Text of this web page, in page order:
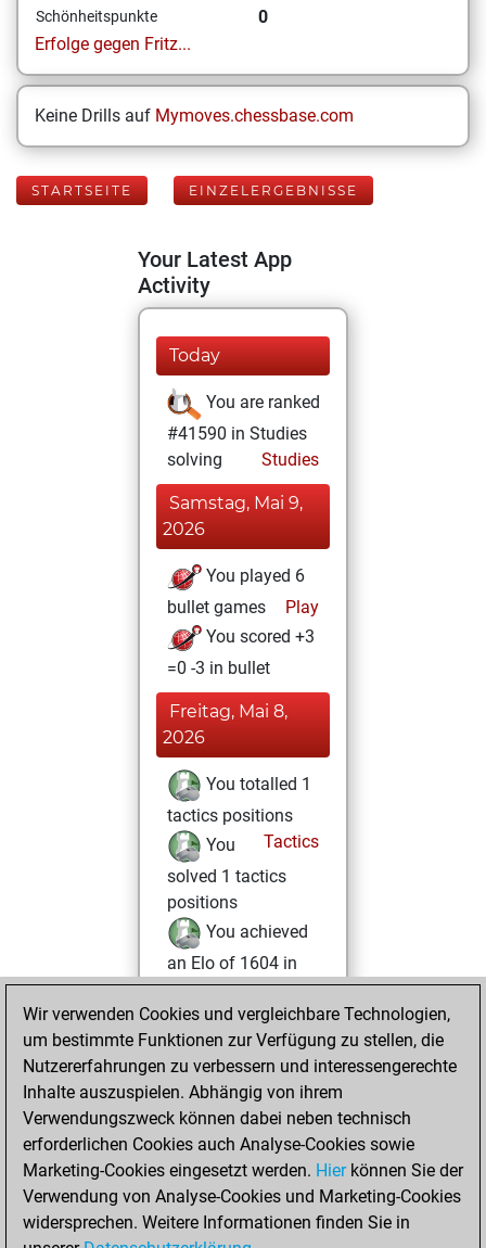
Schönheitspunkte
0
Erfolge gegen Fritz...
Keine Drills auf Mymoves.chessbase.com
STARTSEITE EINZELERGEBNISSE
Your Latest App
Activity
Today
You are ranked
#41590 in Studies
solving
Studies
Samstag, Mai 9,
2026
You played 6
bullet games
Play
You scored +3
=0 -3 in bullet
Freitag, Mai 8,
2026
You totalled 1
tactics positions
Tactics
You
solved 1 tactics
positions
You achieved
an Elo of 1604 in
tactics positions
Donnerstag, April
16, 2026
You created
your Studies account
Studies
Dienstag,
April 14, 2026
Wir verwenden Cookies und vergleichbare Technologien,
um bestimmte Funktionen zur Verfügung zu stellen, die
Nutzererfahrungen zu verbessern und interessengerechte
Inhalte auszuspielen. Abhängig von ihrem
Verwendungszweck können dabei neben technisch
erforderlichen Cookies auch Analyse-Cookies sowie
Marketing-Cookies eingesetzt werden. Hierkönnen Sie der
Verwendung von Analyse-Cookies und Marketing-Cookies
widersprechen. Weitere Informationen finden Sie in